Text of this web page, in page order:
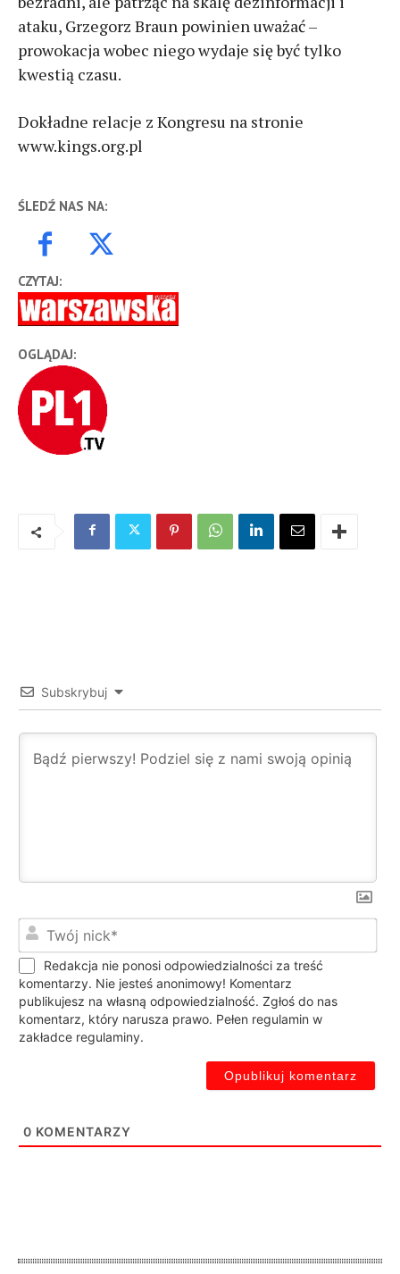
ataku, Grzegorz Braun powinien uważać –
prowokacja wobec niego wydaje się być tylko
kwestią czasu.
Dokładne relacje z Kongresu na stronie
www.kings.org.pl
ŚLEDŹ NAS NA:
CZYTAJ:
OGLĄDAJ:
Subskrybuj
Redakcja nie ponosi odpowiedzialności za treść
komentarzy. Nie jesteś anonimowy! Komentarz
publikujesz na własną odpowiedzialność. Zgłoś do nas
komentarz, który narusza prawo. Pełen regulamin w
zakładce regulaminy.
0 KOMENTARZY